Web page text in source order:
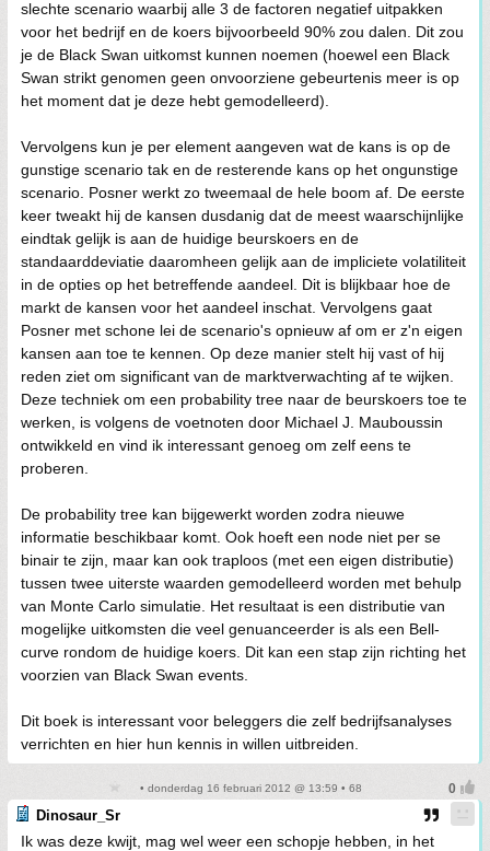
slechte scenario waarbij alle 3 de factoren negatief uitpakken
voor het bedrijf en de koers bijvoorbeeld 90% zou dalen. Dit zou
je de Black Swan uitkomst kunnen noemen (hoewel een Black
Swan strikt genomen geen onvoorziene gebeurtenis meer is op
het moment dat je deze hebt gemodelleerd).
Vervolgens kun je per element aangeven wat de kans is op de
gunstige scenario tak en de resterende kans op het ongunstige
scenario. Posner werkt zo tweemaal de hele boom af. De eerste
keer tweakt hij de kansen dusdanig dat de meest waarschijnlijke
eindtak gelijk is aan de huidige beurskoers en de
standaarddeviatie daaromheen gelijk aan de impliciete volatiliteit
in de opties op het betreffende aandeel. Dit is blijkbaar hoe de
markt de kansen voor het aandeel inschat. Vervolgens gaat
Posner met schone lei de scenario's opnieuw af om er z'n eigen
kansen aan toe te kennen. Op deze manier stelt hij vast of hij
reden ziet om significant van de marktverwachting af te wijken.
Deze techniek om een probability tree naar de beurskoers toe te
werken, is volgens de voetnoten door Michael J. Mauboussin
ontwikkeld en vind ik interessant genoeg om zelf eens te
proberen.
De probability tree kan bijgewerkt worden zodra nieuwe
informatie beschikbaar komt. Ook hoeft een node niet per se
binair te zijn, maar kan ook traploos (met een eigen distributie)
tussen twee uiterste waarden gemodelleerd worden met behulp
van Monte Carlo simulatie. Het resultaat is een distributie van
mogelijke uitkomsten die veel genuanceerder is als een Bell-
curve rondom de huidige koers. Dit kan een stap zijn richting het
voorzien van Black Swan events.
Dit boek is interessant voor beleggers die zelf bedrijfsanalyses
verrichten en hier hun kennis in willen uitbreiden.
• donderdag 16 februari 2012 @ 13:59 • 68
Dinosaur_Sr
Ik was deze kwijt, mag wel weer een schopje hebben, in het